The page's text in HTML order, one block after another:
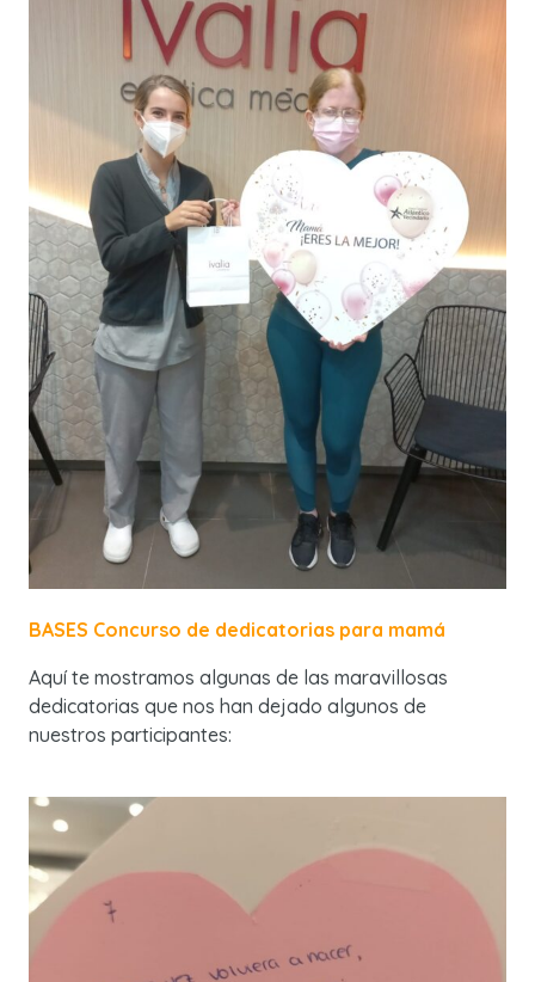
BASES Concurso de dedicatorias para mamá
Aquí te mostramos algunas de las maravillosas
dedicatorias que nos han dejado algunos de
nuestros participantes: